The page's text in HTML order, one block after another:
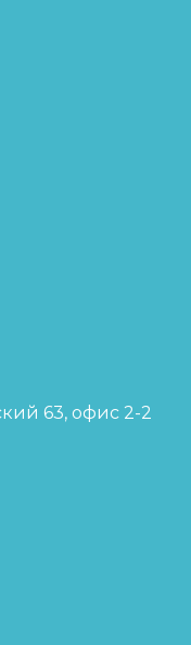
63, офис 2-2